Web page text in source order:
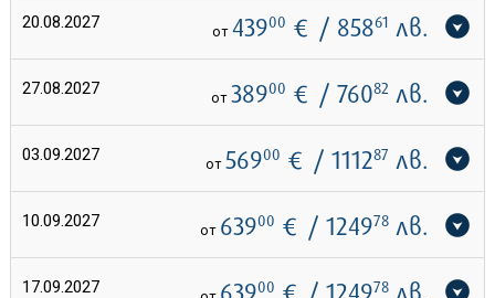
20.08.2027 от 43900 € / 85861 лв.
27.08.2027 от 38900 € / 76082 лв.
03.09.2027 от 56900 € / 111287 лв.
10.09.2027 от 63900 € / 124978лв.
17.09.2027 00 78